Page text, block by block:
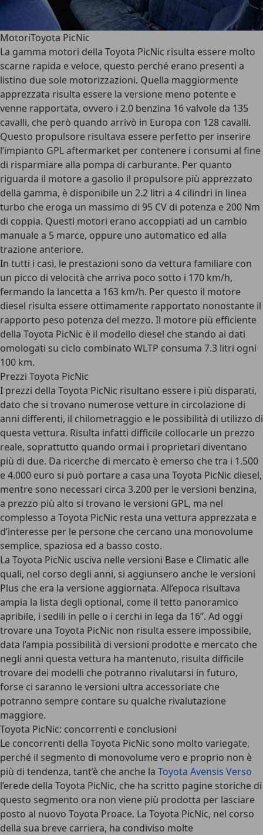
MotoriToyota PicNic
La gamma motori della Toyota PicNic risulta essere molto
scarne rapida e veloce, questo perché erano presenti a
listino due sole motorizzazioni. Quella maggiormente
apprezzata risulta essere la versione meno potente e
venne rapportata, ovvero i 2.0 benzina 16 valvole da 135
cavalli, che però quando arrivò in Europa con 128 cavalli.
Questo propulsore risultava essere perfetto per inserire
l’impianto GPL aftermarket per contenere i consumi al fine
di risparmiare alla pompa di carburante. Per quanto
riguarda il motore a gasolio il propulsore più apprezzato
della gamma, è disponibile un 2.2 litri a 4 cilindri in linea
turbo che eroga un massimo di 95 CV di potenza e 200 Nm
di coppia. Questi motori erano accoppiati ad un cambio
manuale a 5 marce, oppure uno automatico ed alla
trazione anteriore.
In tutti i casi, le prestazioni sono da vettura familiare con
un picco di velocità che arriva poco sotto i 170 km/h,
fermando la lancetta a 163 km/h. Per questo il motore
diesel risulta essere ottimamente rapportato nonostante il
rapporto peso potenza del mezzo. Il motore più efficiente
della Toyota PicNic è il modello diesel che stando ai dati
omologati su ciclo combinato WLTP consuma 7.3 litri ogni
100 km.
Prezzi Toyota PicNic
I prezzi della Toyota PicNic risultano essere i più disparati,
dato che si trovano numerose vetture in circolazione di
anni differenti, il chilometraggio e le possibilità di utilizzo di
questa vettura. Risulta infatti difficile collocarle un prezzo
reale, soprattutto quando ormai i proprietari diventano
più di due. Da ricerche di mercato è emerso che tra i 1.500
e 4.000 euro si può portare a casa una Toyota PicNic diesel,
mentre sono necessari circa 3.200 per le versioni benzina,
a prezzo più alto si trovano le versioni GPL, ma nel
complesso a Toyota PicNic resta una vettura apprezzata e
d’interesse per le persone che cercano una monovolume
semplice, spaziosa ed a basso costo.
La Toyota PicNic usciva nelle versioni Base e Climatic alle
quali, nel corso degli anni, si aggiunsero anche le versioni
Plus che era la versione aggiornata. All’epoca risultava
ampia la lista degli optional, come il tetto panoramico
apribile, i sedili in pelle o i cerchi in lega da 16”. Ad oggi
trovare una Toyota PicNic non risulta essere impossibile,
data l’ampia possibilità di versioni prodotte e mercato che
negli anni questa vettura ha mantenuto, risulta difficile
trovare dei modelli che potranno rivalutarsi in futuro,
forse ci saranno le versioni ultra accessoriate che
potranno sempre contare su qualche rivalutazione
maggiore.
Toyota PicNic: concorrenti e conclusioni
Le concorrenti della Toyota PicNic sono molto variegate,
perché il segmento di monovolume vero e proprio non è
più di tendenza, tant’è che anche la Toyota Avensis Verso
l’erede della Toyota PicNic, che ha scritto pagine storiche di
questo segmento ora non viene più prodotta per lasciare
posto al nuovo Toyota Proace. La Toyota PicNic, nel corso
della sua breve carriera, ha condiviso molte